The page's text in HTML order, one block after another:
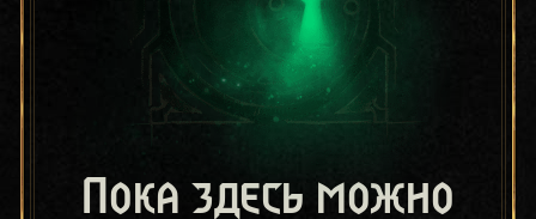
Пока здесь можно